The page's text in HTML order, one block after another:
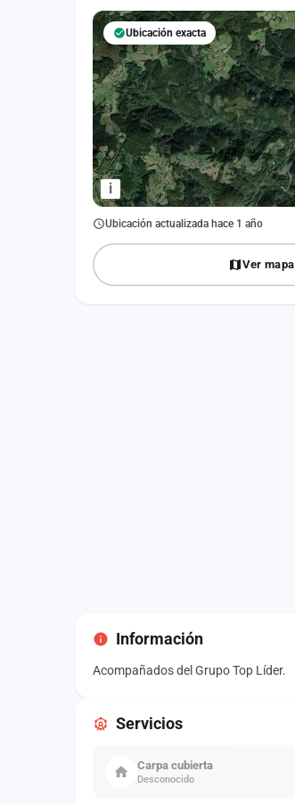
i
Ubicación exacta
Ubicación actualizada hace 1 año
Ver mapa
Información
Acompañados del Grupo Top Líder.
Servicios
Carpa cubierta
Desconocido
Iniciar sesión
Crear cuenta
Administración